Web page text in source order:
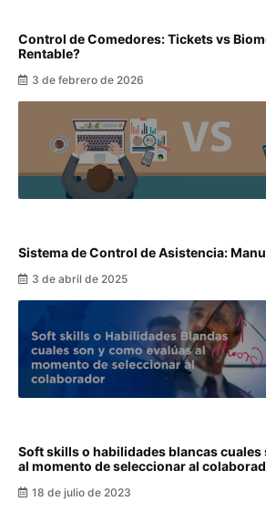
Control de Comedores: Tickets vs
Rentable?
3 de febrero de 2026
Sistema de Control de Asistencia:
3 de abril de 2025
Soft skills o habilidades blancas cuales
al momento de seleccionar al
18 de julio de 2023